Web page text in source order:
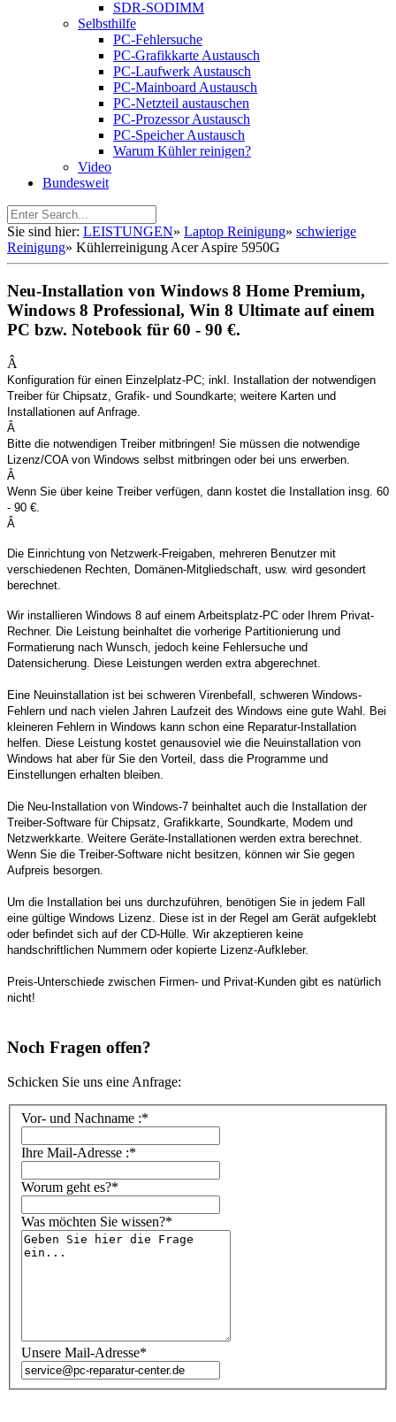
SDR-SODIMM
Selbsthilfe
PC-Fehlersuche
PC-Grafikkarte Austausch
PC-Laufwerk Austausch
PC-Mainboard Austausch
PC-Netzteil austauschen
PC-Prozessor Austausch
PC-Speicher Austausch
Warum Kühler reinigen?
Video
Bundesweit
Sie sind hier: LEISTUNGEN» Laptop Reinigung» schwierige
Reinigung» Kühlerreinigung Acer Aspire 5950G
Neu-Installation von Windows 8 Home Premium,
Windows 8 Professional, Win 8 Ultimate auf einem
PC bzw. Notebook für 60 - 90 €.
Â
Konfiguration für einen Einzelplatz-PC; inkl. Installation der notwendigen
Treiber für Chipsatz, Grafik- und Soundkarte; weitere Karten und
Installationen auf Anfrage.
Â
Bitte die notwendigen Treiber mitbringen! Sie müssen die notwendige
Lizenz/COA von Windows selbst mitbringen oder bei uns erwerben.
Â
Wenn Sie über keine Treiber verfügen, dann kostet die Installation insg. 60
- 90 €.
Â
Die Einrichtung von Netzwerk-Freigaben, mehreren Benutzer mit
verschiedenen Rechten, Domänen-Mitgliedschaft, usw. wird gesondert
berechnet.
Wir installieren Windows 8 auf einem Arbeitsplatz-PC oder Ihrem Privat-
Rechner. Die Leistung beinhaltet die vorherige Partitionierung und
Formatierung nach Wunsch, jedoch keine Fehlersuche und
Datensicherung. Diese Leistungen werden extra abgerechnet.
Eine Neuinstallation ist bei schweren Virenbefall, schweren Windows-
Fehlern und nach vielen Jahren Laufzeit des Windows eine gute Wahl. Bei
kleineren Fehlern in Windows kann schon eine Reparatur-Installation
helfen. Diese Leistung kostet genausoviel wie die Neuinstallation von
Windows hat aber für Sie den Vorteil, dass die Programme und
Einstellungen erhalten bleiben.
Die Neu-Installation von Windows-7 beinhaltet auch die Installation der
Treiber-Software für Chipsatz, Grafikkarte, Soundkarte, Modem und
Netzwerkkarte. Weitere Geräte-Installationen werden extra berechnet.
Wenn Sie die Treiber-Software nicht besitzen, können wir Sie gegen
Aufpreis besorgen.
Um die Installation bei uns durchzuführen, benötigen Sie in jedem Fall
eine gültige Windows Lizenz. Diese ist in der Regel am Gerät aufgeklebt
oder befindet sich auf der CD-Hülle. Wir akzeptieren keine
handschriftlichen Nummern oder kopierte Lizenz-Aufkleber.
Preis-Unterschiede zwischen Firmen- und Privat-Kunden gibt es natürlich
nicht!
Noch Fragen offen?
Schicken Sie uns eine Anfrage:
Vor- und Nachname :*
Ihre Mail-Adresse :*
Worum geht es?*
Was möchten Sie wissen?*
Unsere Mail-Adresse*